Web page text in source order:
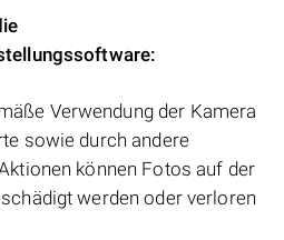
Verwendung der Kamera
sowie durch andere
können Fotos auf der
werden oder verloren